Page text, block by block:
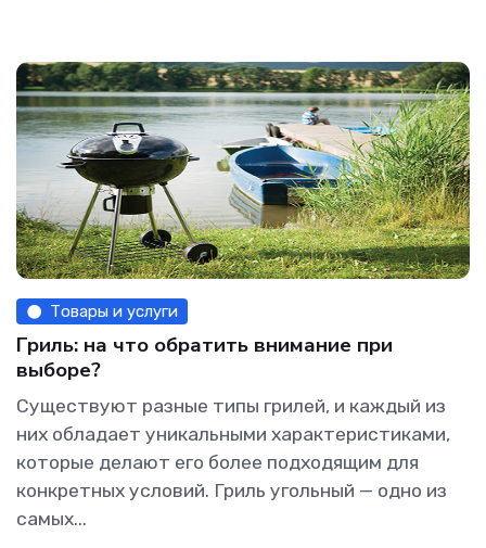
Товары и услуги
Гриль: на что обратить внимание при
выборе?
Существуют разные типы грилей, и каждый из
них обладает уникальными характеристиками,
которые делают его более подходящим для
конкретных условий. Гриль угольный — одно из
самых...